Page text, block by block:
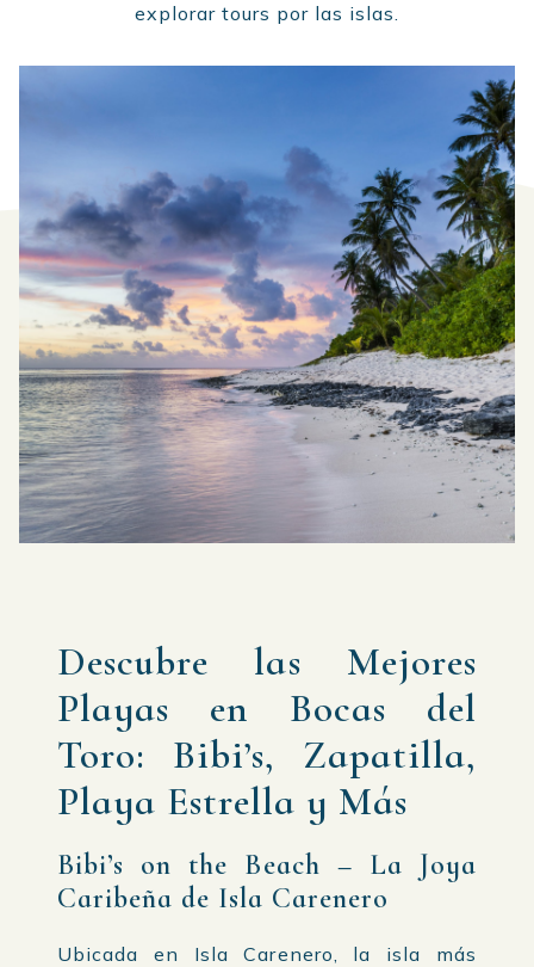
explorar tours por las islas.
Descubre las Mejores
Playas en Bocas del
Toro: Bibi’s, Zapatilla,
Playa Estrella y Más
Bibi’s on the Beach – La Joya
Caribeña de Isla Carenero
Ubicada en Isla Carenero, la isla más